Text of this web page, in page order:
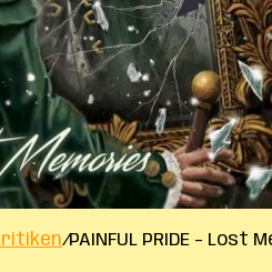
/PAINFUL PRIDE – Lost